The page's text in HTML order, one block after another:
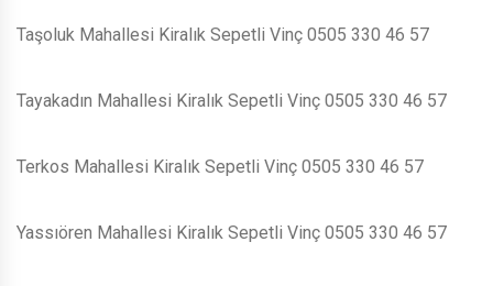
Taşoluk Mahallesi Kiralık Sepetli Vinç 0505 330 46 57
Tayakadın Mahallesi Kiralık Sepetli Vinç 0505 330 46 57
Terkos Mahallesi Kiralık Sepetli Vinç 0505 330 46 57
Yassıören Mahallesi Kiralık Sepetli Vinç 0505 330 46 57